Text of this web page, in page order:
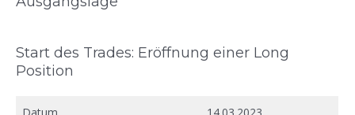
Start des Trades: Eröffnung einer Long
Position